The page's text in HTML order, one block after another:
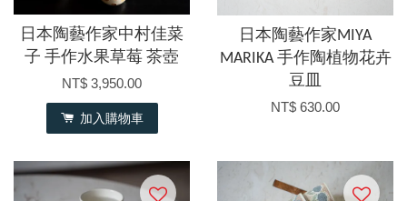
日本陶藝作家中村佳菜
子 手作水果草莓 茶壺
NT$ 3,950.00
加入購物車
日本陶藝作家MIYA
MARIKA 手作陶植物花卉
豆皿
NT$ 630.00